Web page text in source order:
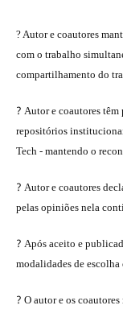
? Autor e coautores
com o trabalho
compartilhamento do
? Autor e coautores
repositórios
Tech - mantendo o
? Autor e coautores
pelas opiniões nela
? Após aceito e
modalidades de escolha
? O autor e os